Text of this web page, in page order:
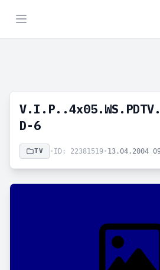
D-6
TV • ID: 22381519• 13.04.2004